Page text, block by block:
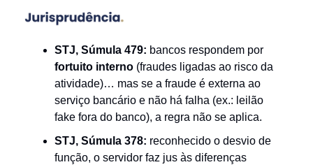
STJ, Súmula 479: bancos respondem por
fortuito interno (fraudes ligadas ao risco da
atividade)… mas se a fraude é externa ao
serviço bancário e não há falha (ex.: leilão
fake fora do banco), a regra não se aplica.
STJ, Súmula 378: reconhecido o desvio de
função, o servidor faz jus às diferenças